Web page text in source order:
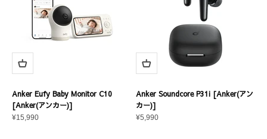
Anker Eufy Baby Monitor C10
[Anker(アンカー)]
セール価格
¥15,990
Anker Soundcore P31i [Anker(アン
カー)]
セール価格
¥5,990